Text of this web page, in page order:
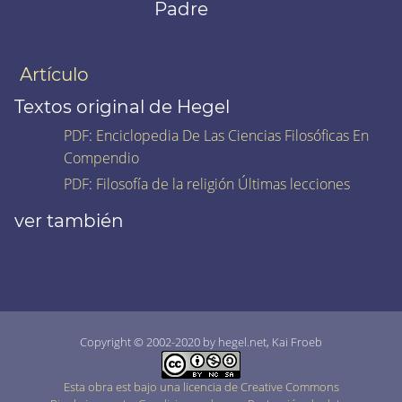
Padre
Artículo
Textos original de Hegel
PDF: Enciclopedia De Las Ciencias Filosóficas En
Compendio
PDF: Filosofía de la religión Últimas lecciones
ver también
Copyright © 2002-2020 by hegel.net, Kai Froeb
Esta obra est bajo una licencia de Creative Commons